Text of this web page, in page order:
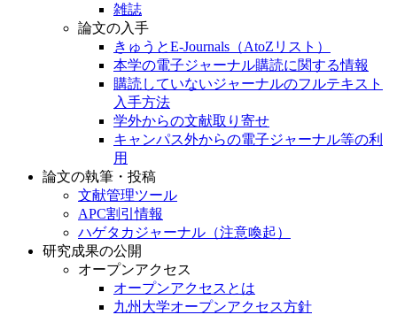
雑誌
論文の入手
きゅうとE-Journals（AtoZリスト）
本学の電子ジャーナル購読に関する情報
購読していないジャーナルのフルテキスト
入手方法
学外からの文献取り寄せ
キャンパス外からの電子ジャーナル等の利
用
論文の執筆・投稿
文献管理ツール
APC割引情報
ハゲタカジャーナル（注意喚起）
研究成果の公開
オープンアクセス
オープンアクセスとは
九州大学オープンアクセス方針